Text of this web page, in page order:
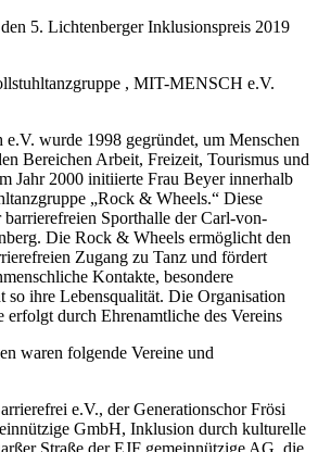
5. Lichtenberger Inklusionspreis 2019
, MIT-MENSCH e.V.
wurde 1998 gegründet, um Menschen
Bereichen Arbeit, Freizeit, Tourismus und
Jahr 2000 initiierte Frau Beyer innerhalb
„Rock & Wheels.“ Diese
Sporthalle der Carl-von-
Die Rock & Wheels ermöglicht den
Zugang zu Tanz und fördert
Kontakte, besondere
so ihre Lebensqualität. Die Organisation
erfolgt durch Ehrenamtliche des Vereins
waren folgende Vereine und
e.V., der Generationschor Frösi
GmbH, Inklusion durch kulturelle
Straße der EJF gemeinnützige AG, die